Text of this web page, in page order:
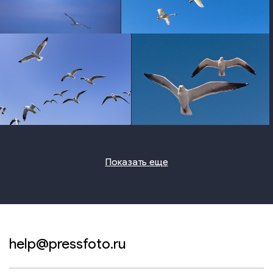
photo photo
photo
Показать еще
help@pressfoto.ru